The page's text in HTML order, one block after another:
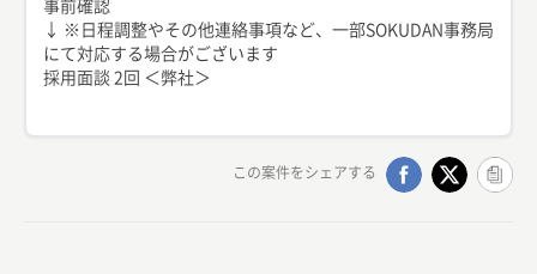
事前確認
↓ ※日程調整やその他連絡事項など、一部SOKUDAN事務局
にて対応する場合がございます
採用面談 2回 ＜弊社＞
この案件をシェアする